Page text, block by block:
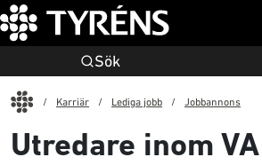
Sök
Karriär
Lediga jobb Jobbannons
Utredare inom